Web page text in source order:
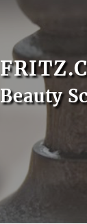
Beauty